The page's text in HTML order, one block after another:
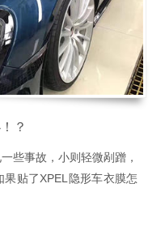
牌的隐形车衣，保险公司
膜报价单。车主需要联系
方出具的相对应的损毁部
车衣产品必须是大品牌产
情况下，大品牌的质保和
易被保险公司所接受和认
才行。
店，是对于售后维护和保
3M、UPPF、XPEL、冠
品。
有核心专业技师以及多名
在一线多年的资深技术人
平很大程度上决定了施工
？
些事故，小则轻微剐蹭，
贴了XPEL隐形车衣膜怎
们会遇到上述一些售后问
保险会赔付吗？赔付费用